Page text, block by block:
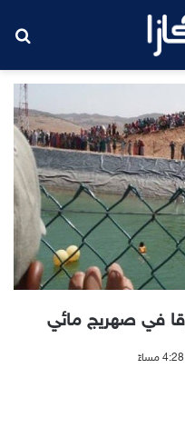
في صهريج مائي